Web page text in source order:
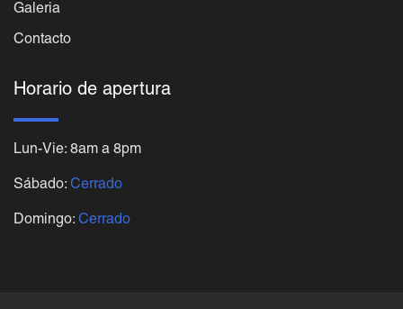
Galeria
Contacto
Horario de apertura
Lun-Vie: 8am a 8pm
Sábado: Cerrado
Domingo: Cerrado